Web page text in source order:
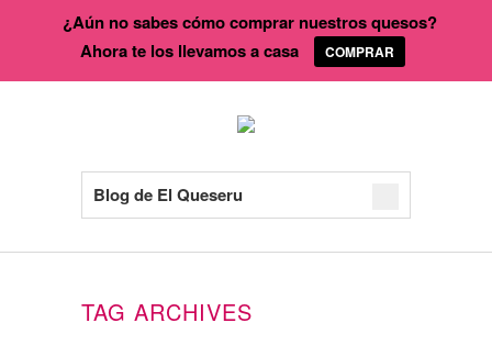
Blog de El Queseru
TAG ARCHIVES
¿Aún no sabes cómo comprar nuestros quesos?
Ahora te los llevamos a casa
COMPRAR